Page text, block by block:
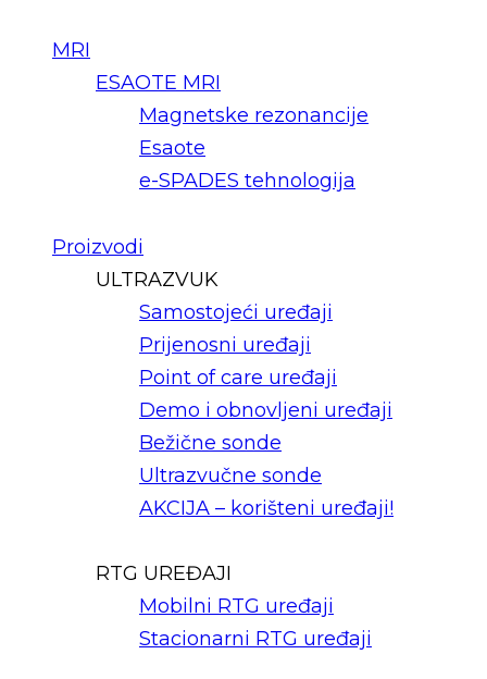
MRI
ESAOTE MRI
Magnetske rezonancije
Esaote
e-SPADES tehnologija
Proizvodi
ULTRAZVUK
Samostojeći uređaji
Prijenosni uređaji
Point of care uređaji
Demo i obnovljeni uređaji
Bežične sonde
Ultrazvučne sonde
AKCIJA – korišteni uređaji!
RTG UREĐAJI
Mobilni RTG uređaji
Stacionarni RTG uređaji